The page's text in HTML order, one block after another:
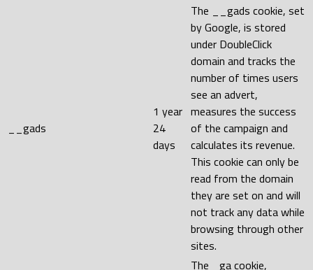
__gads
1 year
24
days
The __gads cookie, set
by Google, is stored
under DoubleClick
domain and tracks the
number of times users
see an advert,
measures the success
of the campaign and
calculates its revenue.
This cookie can only be
read from the domain
they are set on and will
not track any data while
browsing through other
sites.
The _ga cookie,